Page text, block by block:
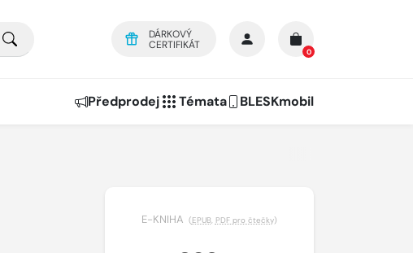
DÁRKOVÝ
CERTIFIKÁT
0
Předprodej Témata BLESKmobil
E-KNIHA (EPUB, PDF pro čtečky)